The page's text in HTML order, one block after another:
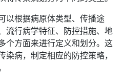
以根据病原体类型、传播途
流行病学特征、防控措施、地
个方面来进行定义和划分。这
病，制定相应的防控策略，